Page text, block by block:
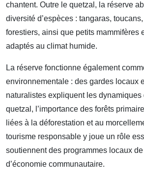
chantent. Outre le quetzal, la réserve
diversité d’espèces : tangaras,
forestiers, ainsi que petits mammifères
adaptés au climat humide.
La réserve fonctionne également
environnementale : des gardes locaux
naturalistes expliquent les dynamiques
quetzal, l’importance des forêts
liées à la déforestation et au
tourisme responsable y joue un rôle
soutiennent des programmes locaux
d’économie communautaire.